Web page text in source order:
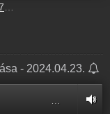
- 2024.04.23.